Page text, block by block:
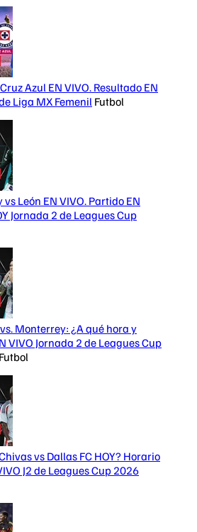
Azul EN VIVO. Resultado EN
Liga MX Femenil Futbol
León EN VIVO. Partido EN
Jornada 2 de Leagues Cup
Monterrey: ¿A qué hora y
VIVO Jornada 2 de Leagues Cup
Futbol
vs Dallas FC HOY? Horario
J2 de Leagues Cup 2026